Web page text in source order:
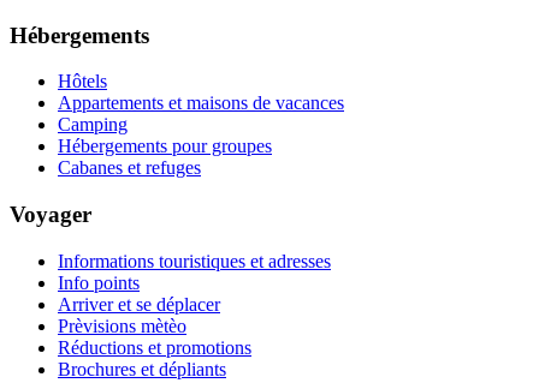
Hébergements
Hôtels
Appartements et maisons de vacances
Camping
Hébergements pour groupes
Cabanes et refuges
Voyager
Informations touristiques et adresses
Info points
Arriver et se déplacer
Prèvisions mètèo
Réductions et promotions
Brochures et dépliants